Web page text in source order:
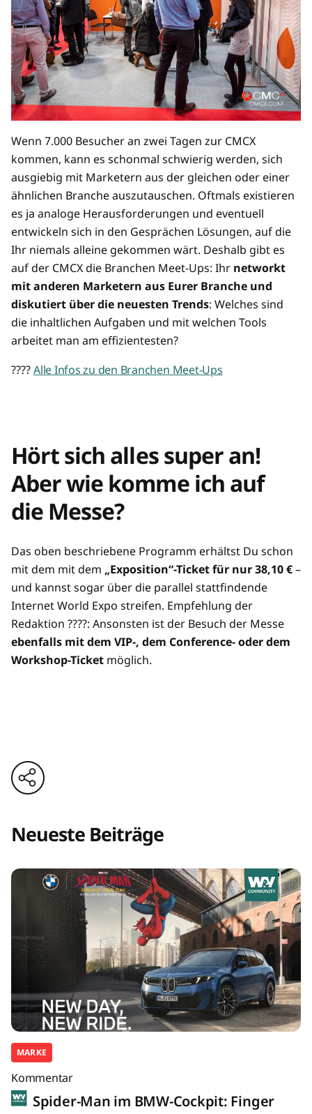
Wenn 7.000 Besucher an zwei Tagen zur CMCX
kommen, kann es schonmal schwierig werden, sich
ausgiebig mit Marketern aus der gleichen oder einer
ähnlichen Branche auszutauschen. Oftmals existieren
es ja analoge Herausforderungen und eventuell
entwickeln sich in den Gesprächen Lösungen, auf die
Ihr niemals alleine gekommen wärt. Deshalb gibt es
auf der CMCX die Branchen Meet-Ups: Ihr networkt
mit anderen Marketern aus Eurer Branche und
diskutiert über die neuesten Trends: Welches sind
die inhaltlichen Aufgaben und mit welchen Tools
arbeitet man am effizientesten?
????Alle Infos zu den Branchen Meet-Ups
Hört sich alles super an!
Aber wie komme ich auf
die Messe?
Das oben beschriebene Programm erhältst Du schon
mit dem mit dem „Exposition“-Ticket für nur 38,10 €–
und kannst sogar über die parallel stattfindende
Internet World Expo streifen. Empfehlung der
Redaktion ????: Ansonsten ist der Besuch der Messe
ebenfalls mit dem VIP-, dem Conference- oder dem
Workshop-Ticket möglich.
Neueste Beiträge
MARKE
Kommentar
Spider-Man im BMW-Cockpit: Finger